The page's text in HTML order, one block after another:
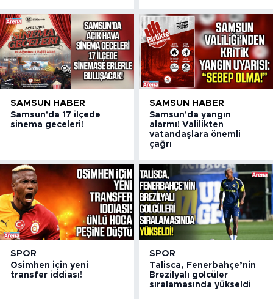
SAMSUN HABER
Samsun'da 17 ilçede
sinema geceleri!
SAMSUN HABER
Samsun'da yangın
alarmı! Valilikten
vatandaşlara önemli
çağrı
SPOR
Osimhen için yeni
transfer iddiası!
SPOR
Talisca, Fenerbahçe’nin
Brezilyalı golcüler
sıralamasında yükseldi